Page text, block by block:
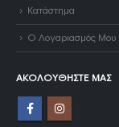
Κατάστημα
Ο Λογαριασμός Μου
ΑΚΟΛΟΥΘΉΣΤΕ ΜΑΣ